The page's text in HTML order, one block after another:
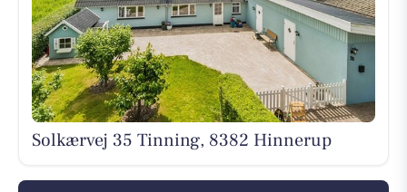
Solkærvej 35 Tinning, 8382 Hinnerup